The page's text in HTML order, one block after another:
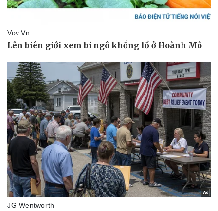
Thể thao
Bóng đá
Lịch thi đấu bóng đá
Thế giới thể thao
eSports
Hậu trường
Ô tô - Xe máy
Ô tô
Xe máy
Tư vấn